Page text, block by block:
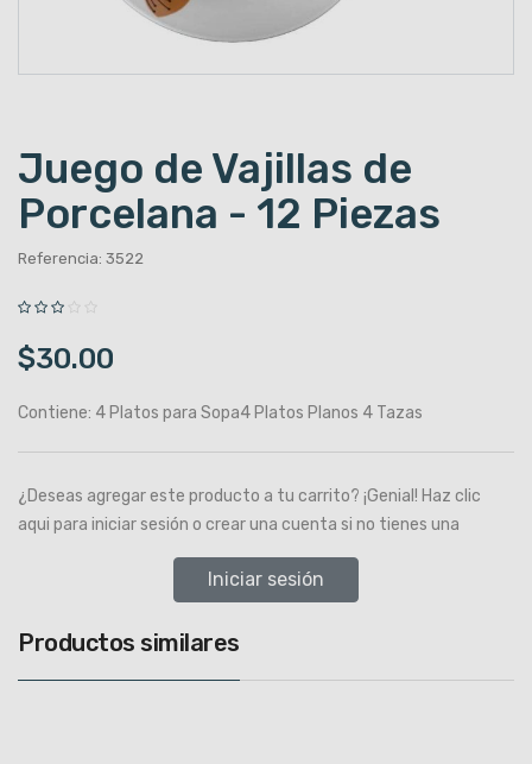
Juego de Vajillas de
Porcelana - 12 Piezas
Referencia: 3522
$30.00
Contiene: 4 Platos para Sopa4 Platos Planos 4 Tazas
¿Deseas agregar este producto a tu carrito? ¡Genial! Haz clic
aqui para iniciar sesión o crear una cuenta si no tienes una
Iniciar sesión
Productos similares